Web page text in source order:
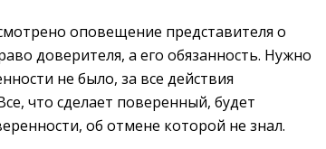
оповещение представителя о
доверителя, а его обязанность. Нужно
не было, за все действия
что сделает поверенный, будет
об отмене которой не знал.